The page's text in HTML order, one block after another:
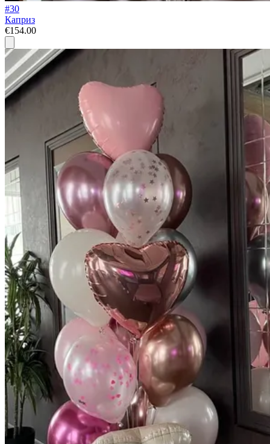
#30
Каприз
€154.00